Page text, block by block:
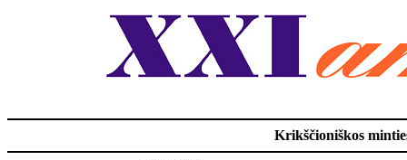
Krikščioniškos